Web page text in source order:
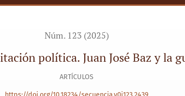
Núm. 123 (2025)
política. Juan José Baz y la
ARTÍCULOS